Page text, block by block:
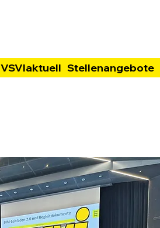
VSVIaktuell Stellenangebote